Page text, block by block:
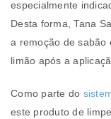
especialmente
Desta forma, Tana
a remoção de sabão
limão após a
Como parte do
este produto de